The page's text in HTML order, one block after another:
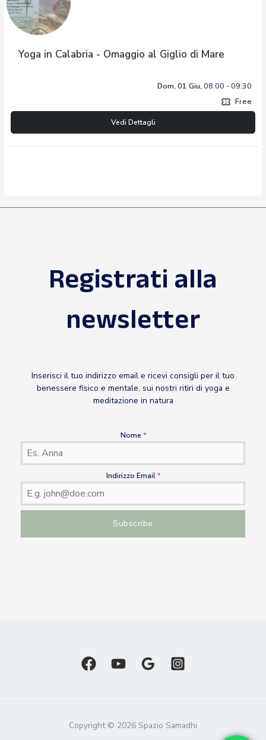
Yoga in Calabria - Omaggio al Giglio di Mare
Dom, 01 Giu, 08:00 - 09:30
confirmation_number Free
Vedi Dettagli
Registrati alla
newsletter
Inserisci il tuo indirizzo email e ricevi consigli per il tuo
benessere fisico e mentale, sui nostri ritiri di yoga e
meditazione in natura
Nome *
Indirizzo Email*
Subscribe
Copyright © 2026 Spazio Samadhi